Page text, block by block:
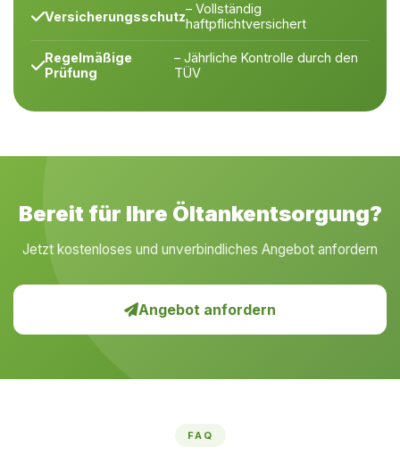
Versicherungsschutz– Vollständig
haftpflichtversichert
Regelmäßige
Prüfung
– Jährliche Kontrolle durch den
TÜV
Bereit für Ihre Öltankentsorgung?
Jetzt kostenloses und unverbindliches Angebot anfordern
Angebot anfordern
FAQ